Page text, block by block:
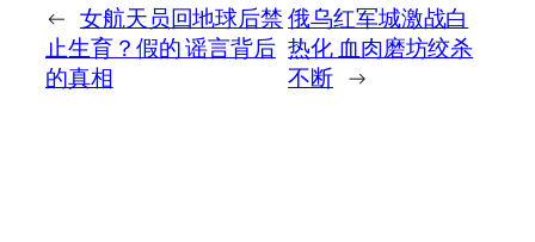
← 女航天员回地球后禁
止生育？假的 谣言背后
的真相
俄乌红军城激战白
热化 血肉磨坊绞杀
不断 →